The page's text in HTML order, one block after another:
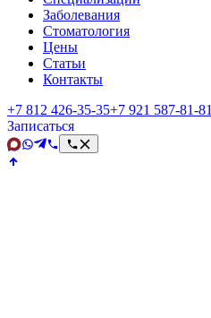
Заболевания
Стоматология
Цены
Статьи
Контакты
+7 812 426‑35‑35+7 921 587‑81‑81
Записаться